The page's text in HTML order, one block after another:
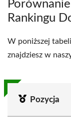
Rankingu
W poniższej
znajdziesz w
Pozycja